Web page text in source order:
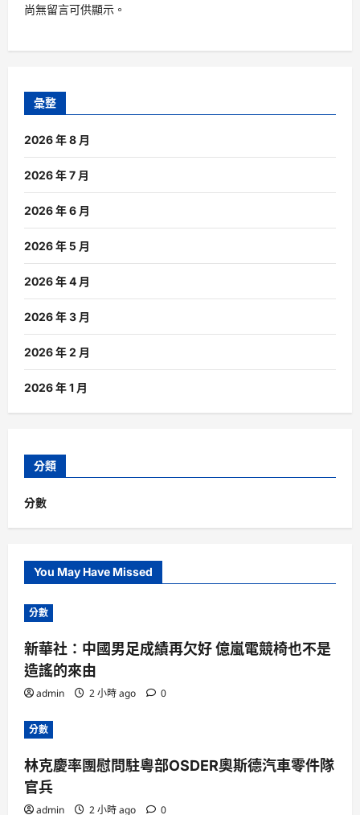
尚無留言可供顯示。
彙整
2026 年 8 月
2026 年 7 月
2026 年 6 月
2026 年 5 月
2026 年 4 月
2026 年 3 月
2026 年 2 月
2026 年 1 月
分類
分數
You May Have Missed
分數
新華社：中國男足成績再欠好 億嵐電競椅也不是
造謠的來由
admin 2 小時 ago 0
分數
林克慶率團慰問駐粵部OSDER奧斯德汽車零件隊
官兵
admin 2 小時 ago 0